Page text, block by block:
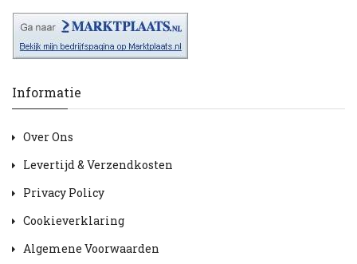
Informatie
Over Ons
Levertijd & Verzendkosten
Privacy Policy
Cookieverklaring
Algemene Voorwaarden